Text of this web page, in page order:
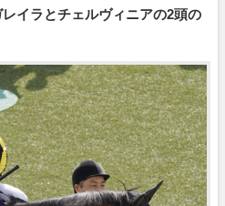
イラとチェルヴィニアの2頭の